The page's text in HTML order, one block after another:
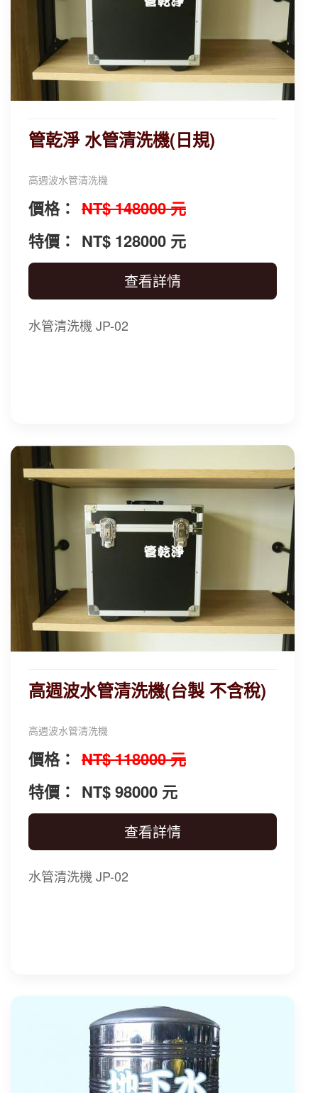
管乾淨 水管清洗機(日規)
高週波水管清洗機
價格： NT$ 148000 元
特價： NT$ 128000 元
查看詳情
水管清洗機 JP-02
高週波水管清洗機(台製 不含稅)
高週波水管清洗機
價格： NT$ 118000 元
特價： NT$ 98000 元
查看詳情
水管清洗機 JP-02